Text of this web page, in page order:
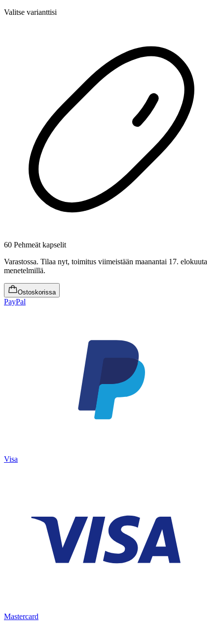
Valitse varianttisi
60 Pehmeät kapselit
Varastossa. Tilaa nyt, toimitus viimeistään maanantai 17. elokuuta
menetelmillä.
Ostoskorissa
PayPal
Visa
Mastercard